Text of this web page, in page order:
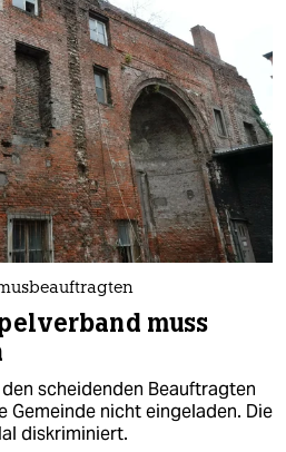
muss
scheidenden Beauftragten
Gemeinde nicht eingeladen. Die
diskriminiert.